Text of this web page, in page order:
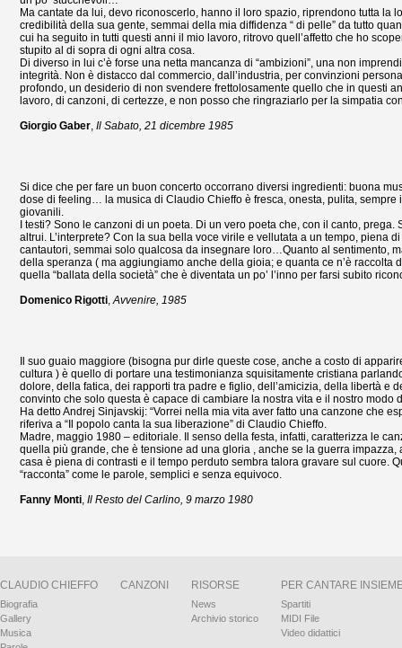
Ma cantate da lui, devo riconoscerlo, hanno il loro spazio, riprendono tutta
credibilità della sua gente, semmai della mia diffidenza “ di pelle” da tutto
cui ha seguito in tutti questi anni il mio lavoro, ritrovo quell’affetto che ho
stupito al di sopra di ogni altra cosa.
Di diverso in lui c’è forse una netta mancanza di “ambizioni”, una non
integrità. Non è distacco dal commercio, dall’industria, per convinzioni
profondo, un desiderio di non svendere frettolosamente quello che in questi
lavoro, di canzoni, di certezze, e non posso che ringraziarlo per la simpatia
Giorgio Gaber, Il Sabato, 21 dicembre 1985
Si dice che per fare un buon concerto occorrano diversi ingredienti: buona
dose di feeling… la musica di Claudio Chieffo è fresca, onesta, pulita,
giovanili.
I testi? Sono le canzoni di un poeta. Di un vero poeta che, con il canto,
altrui. L’interprete? Con la sua bella voce virile e vellutata a un tempo, piena
cantautori, semmai solo qualcosa da insegnare loro…Quanto al sentimento,
della speranza ( ma aggiungiamo anche della gioia; e quanta ce n’è raccolta
quella “ballata della società” che è diventata un po’ l’inno per farsi subito
Domenico Rigotti,Avvenire, 1985
Il suo guaio maggiore (bisogna pur dirle queste cose, anche a costo di
cultura ) è quello di portare una testimonianza squisitamente cristiana
dolore, della fatica, dei rapporti tra padre e figlio, dell’amicizia, della libertà e
convinto che solo questa è capace di cambiare la nostra vita e il nostro modo
Ha detto Andrej Sinjavskij: “Vorrei nella mia vita aver fatto una canzone che
riferiva a “Il popolo canta la sua liberazione” di Claudio Chieffo.
Madre, maggio 1980 – editoriale. Il senso della festa, infatti, caratterizza le
quella più grande, che è tensione ad una gloria , anche se la guerra
casa è piena di contrasti e il tempo perduto sembra talora gravare sul cuore.
“racconta” come le parole, semplici e senza equivoco.
Fanny Monti, Il Resto del Carlino, 9 marzo 1980
CLAUDIO CHIEFFO
Biografia
Gallery
Musica
CANZONI RISORSE
News
Archivio storico
PER CANTARE
Spartiti
MIDI File
Video didattici